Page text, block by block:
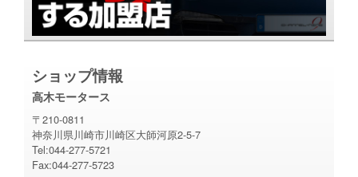
ショップ情報
高木モータース
〒210-0811
神奈川県川崎市川崎区大師河原2-5-7
Tel:044-277-5721
Fax:044-277-5723